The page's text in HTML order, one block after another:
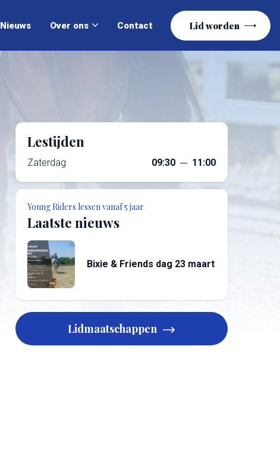
Nieuws Over ons Contact Lid worden
Lid worden
Lestijden
Zaterdag 09:30 11:00
Young Riders lessen vanaf 5 jaar
Laatste nieuws
Bixie & Friends dag 23 maart
Lidmaatschappen